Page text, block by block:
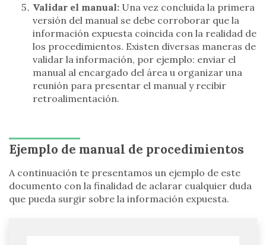
Validar el manual: Una vez concluida la primera
versión del manual se debe corroborar que la
información expuesta coincida con la realidad de
los procedimientos. Existen diversas maneras de
validar la información, por ejemplo: enviar el
manual al encargado del área u organizar una
reunión para presentar el manual y recibir
retroalimentación.
Ejemplo de manual de procedimientos
A continuación te presentamos un ejemplo de este
documento con la finalidad de aclarar cualquier duda
que pueda surgir sobre la información expuesta.